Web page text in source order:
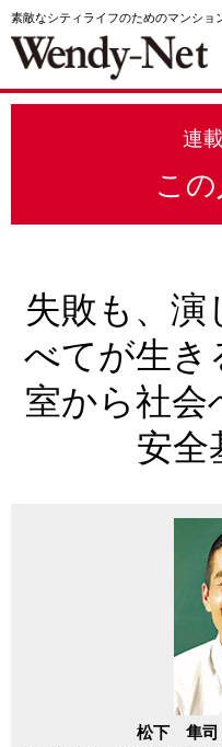
素敵なシティライフのためのマンショ
連
この
失敗も、演
べてが生き
室から社会
安全
松下 隼司